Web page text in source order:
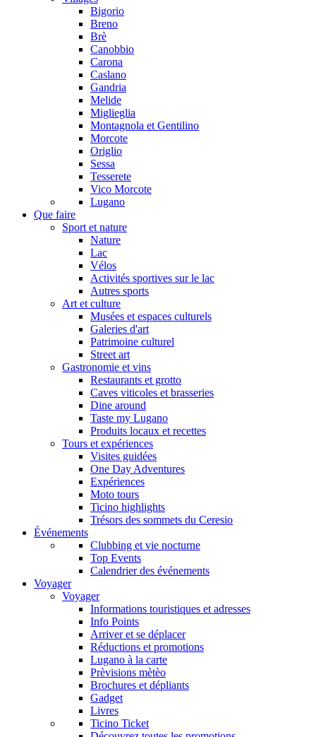
Bigorio
Breno
Brè
Canobbio
Carona
Caslano
Gandria
Melide
Miglieglia
Montagnola et Gentilino
Morcote
Origlio
Sessa
Tesserete
Vico Morcote
Lugano
Que faire
Sport et nature
Nature
Lac
Vélos
Activités sportives sur le lac
Autres sports
Art et culture
Musées et espaces culturels
Galeries d'art
Patrimoine culturel
Street art
Gastronomie et vins
Restaurants et grotto
Caves viticoles et brasseries
Dine around
Taste my Lugano
Produits locaux et recettes
Tours et expériences
Visites guidées
One Day Adventures
Expériences
Moto tours
Ticino highlights
Trésors des sommets du Ceresio
Événements
Clubbing et vie nocturne
Top Events
Calendrier des événements
Voyager
Voyager
Informations touristiques et adresses
Info Points
Arriver et se déplacer
Réductions et promotions
Lugano à la carte
Prèvisions mètèo
Brochures et dépliants
Gadget
Livres
Ticino Ticket